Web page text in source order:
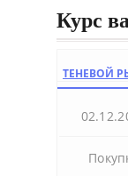
Курс
ТЕНЕВОЙ